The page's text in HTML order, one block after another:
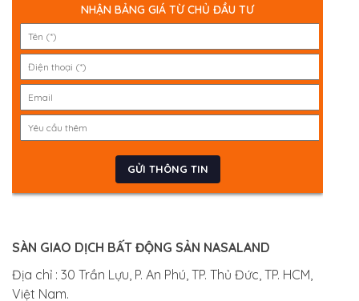
NHẬN BẢNG GIÁ TỪ CHỦ ĐẦU TƯ
SÀN GIAO DỊCH BẤT ĐỘNG SẢN NASALAND
Địa chỉ : 30 Trần Lựu, P. An Phú, TP. Thủ Đức, TP. HCM,
Việt Nam.